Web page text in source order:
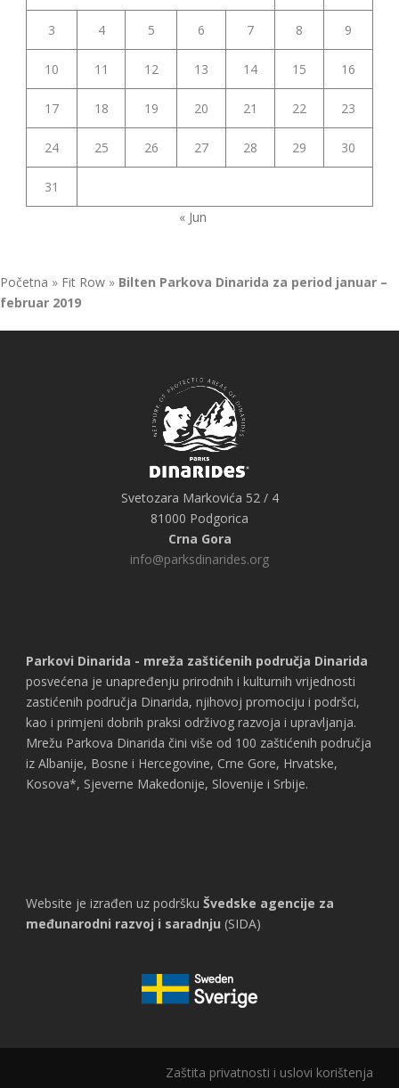
3 4 5 6 7 8 9
10 11 12 13 14 15 16
17 18 19 20 21 22 23
24 25 26 27 28 29 30
31
« Jun
Početna » Fit Row » Bilten Parkova Dinarida za period januar –
februar 2019
Svetozara Markovića 52 / 4
81000 Podgorica
Crna Gora
info@parksdinarides.org
Parkovi Dinarida - mreža zaštićenih područja Dinarida
posvećena je unapređenju prirodnih i kulturnih vrijednosti
zastićenih područja Dinarida, njihovoj promociju i podršci,
kao i primjeni dobrih praksi održivog razvoja i upravljanja.
Mrežu Parkova Dinarida čini više od 100 zaštićenih područja
iz Albanije, Bosne i Hercegovine, Crne Gore, Hrvatske,
Kosova*, Sjeverne Makedonije, Slovenije i Srbije.
Website je izrađen uz podršku Švedske agencije za
međunarodni razvoj i saradnju (SIDA)
Zaštita privatnosti i uslovi korištenja